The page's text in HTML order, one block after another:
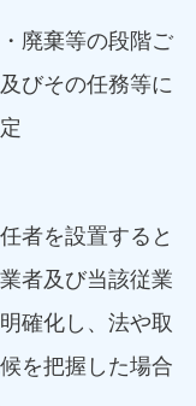
廃棄等の段階ご
びその任務等に
者を設置すると
者及び当該従業
確化し、法や取
を把握した場合